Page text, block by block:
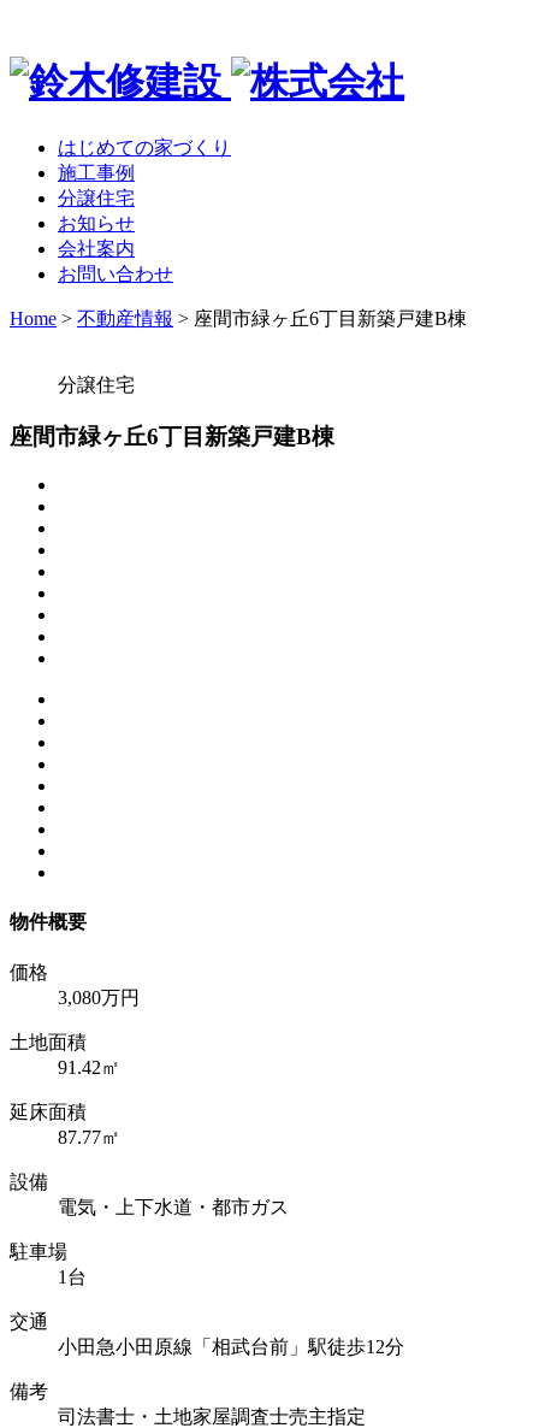
はじめての家づくり
施工事例
分譲住宅
お知らせ
会社案内
お問い合わせ
Home > 不動産情報 > 座間市緑ヶ丘6丁目新築戸建B棟
分譲住宅
座間市緑ヶ丘6丁目新築戸建B棟
物件概要
価格
3,080万円
土地面積
91.42㎡
延床面積
87.77㎡
設備
電気・上下水道・都市ガス
駐車場
1台
交通
小田急小田原線「相武台前」駅徒歩12分
備考
司法書士・土地家屋調査士売主指定